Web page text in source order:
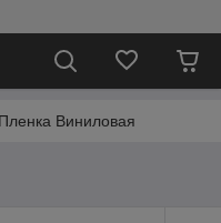
Виниловая